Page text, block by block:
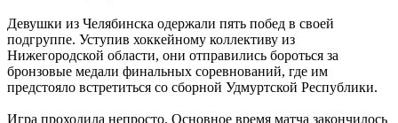
Девушки из Челябинска одержали пять побед в своей
подгруппе. Уступив хоккейному коллективу из
Нижегородской области, они отправились бороться за
бронзовые медали финальных соревнований, где им
предстояло встретиться со сборной Удмуртской Республики.
Игра проходила непросто. Основное время матча закончилось